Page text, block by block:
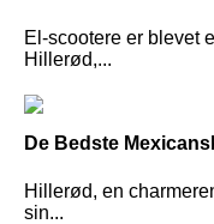
El-scootere er blevet
Hillerød,...
De Bedste
Hillerød, en
sin...